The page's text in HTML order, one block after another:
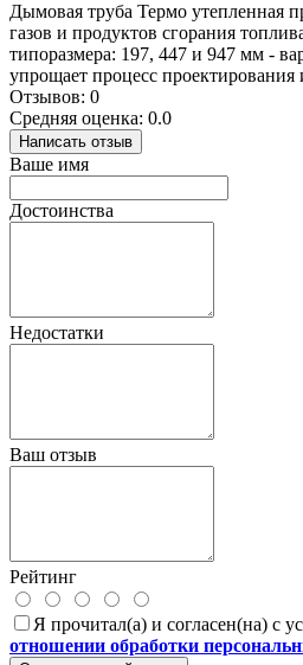
Дымовая труба Термо утепленная
газов и продуктов сгорания
типоразмера: 197, 447 и 947 мм -
упрощает процесс проектирования
Отзывов: 0
Средняя оценка: 0.0
Написать отзыв
Ваше имя
Достоинства
Недостатки
Ваш отзыв
Рейтинг
Я прочитал(а) и согласен(на) с
отношении обработки